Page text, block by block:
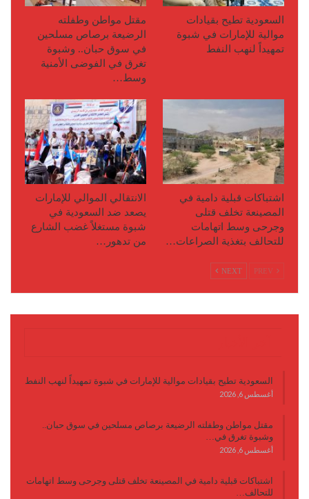
السعودية تطيح بقيادات
موالية للإمارات في شبوة
تمهيداً لنهب النفط
مقتل مواطن وطفلته
الرضيعة برصاص مسلحين
في سوق حبان.. وشبوة
تغرق في الفوضى الأمنية
وسط…
اشتباكات قبلية دامية في
المصينعة تخلف قتلى
وجرحى وسط اتهامات
للتحالف بتغذية الصراعات…
الانتقالي الموالي للإمارات
يصعد ضد السعودية في
شبوة مستغلاً غضب الشارع
من تدهور…
NEXT
السعودية تطيح بقيادات موالية للإمارات في شبوة تمهيداً لنهب النفط
أغسطس 6, 2026
مقتل مواطن وطفلته الرضيعة برصاص مسلحين في سوق حبان..
وشبوة تغرق في…
أغسطس 6, 2026
اشتباكات قبلية دامية في المصينعة تخلف قتلى وجرحى وسط اتهامات
للتحالف…